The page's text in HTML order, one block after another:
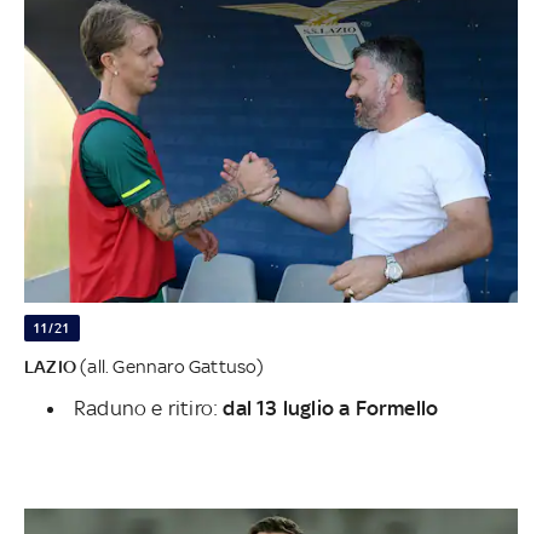
11/21
LAZIO(all. Gennaro Gattuso)
Raduno e ritiro: dal 13 luglio a Formello